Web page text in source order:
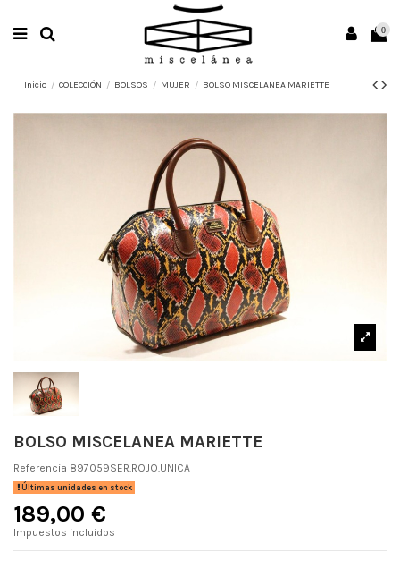
0
Inicio COLECCIÓN BOLSOS MUJER BOLSO MISCELANEA MARIETTE
BOLSO MISCELANEA MARIETTE
Referencia 897059SER.ROJO.UNICA
Últimas unidades en stock
189,00 €
Impuestos incluidos